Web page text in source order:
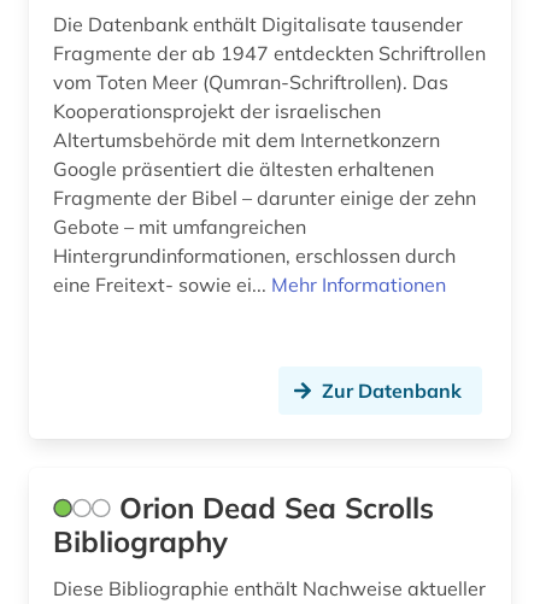
Die Datenbank enthält Digitalisate tausender
Fragmente der ab 1947 entdeckten Schriftrollen
vom Toten Meer (Qumran-Schriftrollen). Das
Kooperationsprojekt der israelischen
Altertumsbehörde mit dem Internetkonzern
Google präsentiert die ältesten erhaltenen
Fragmente der Bibel – darunter einige der zehn
Gebote – mit umfangreichen
Hintergrundinformationen, erschlossen durch
eine Freitext- sowie ei... Mehr Informationen
Zur Datenbank
Orion Dead Sea Scrolls
Bibliography
Diese Bibliographie enthält Nachweise aktueller